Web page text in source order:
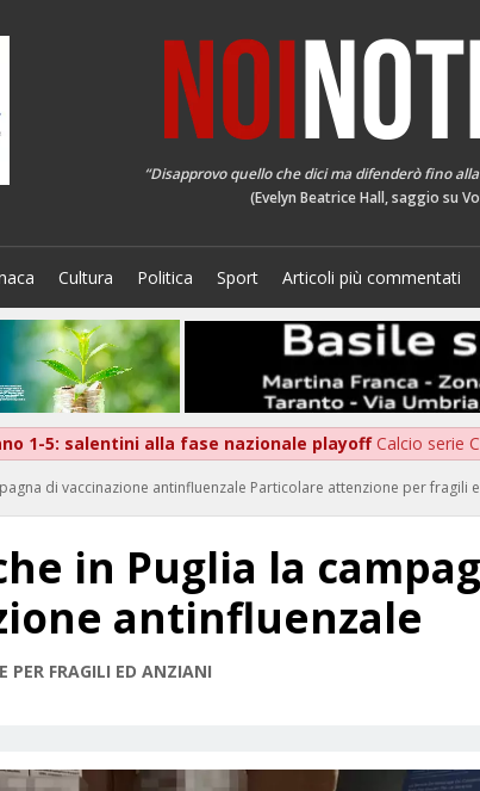
“Disapprovo quello che dici ma difenderò fino
(Evelyn Beatrice Hall, saggio su
Cultura Politica Sport Articoli più commentati
1-5: salentini alla fase nazionale playoffCalcio serie C
di vaccinazione antinfluenzale Particolare attenzione per fragili
in Puglia la
antinfluenzale
PER FRAGILI ED ANZIANI